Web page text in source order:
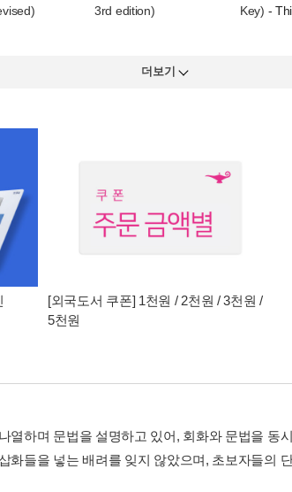
3rd edition)
Key) -
더보기
[외국도서 쿠폰] 1천원 / 2천원 / 3천원 /
5천원
열하며 문법을 설명하고 있어, 회화와 문법을 동
화들을 넣는 배려를 잊지 않았으며, 초보자들의